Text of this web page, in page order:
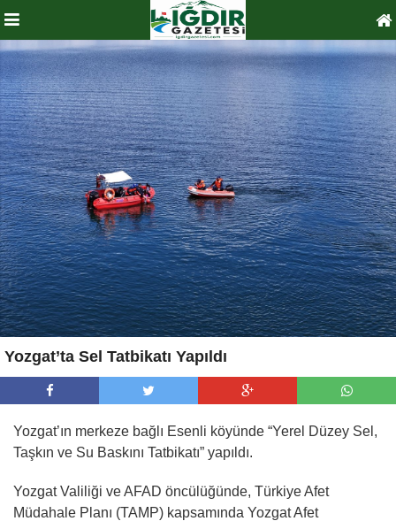
Yozgat’ta Sel Tatbikatı Yapıldı
Yozgat’ın merkeze bağlı Esenli köyünde “Yerel Düzey Sel,
Taşkın ve Su Baskını Tatbikatı” yapıldı.
Yozgat Valiliği ve AFAD öncülüğünde, Türkiye Afet
Müdahale Planı (TAMP) kapsamında Yozgat Afet